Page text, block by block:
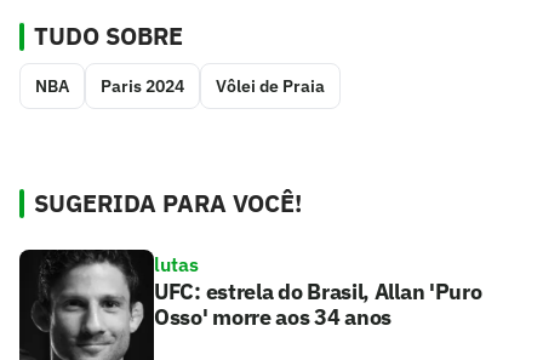
TUDO SOBRE
NBA Paris 2024 Vôlei de Praia
SUGERIDA PARA VOCÊ!
lutas
UFC: estrela do Brasil, Allan 'Puro
Osso' morre aos 34 anos